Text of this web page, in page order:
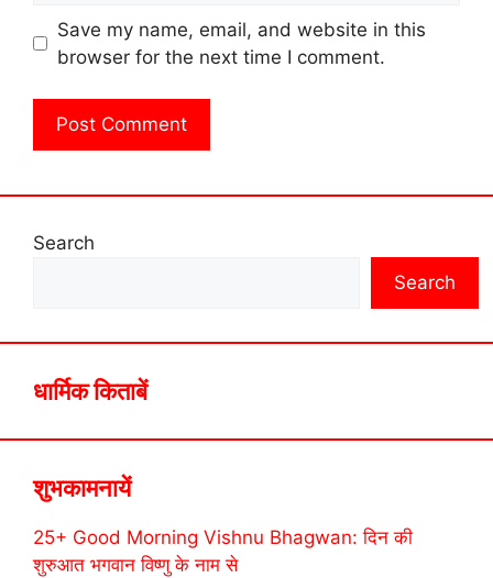
Save my name, email, and website in this
browser for the next time I comment.
Search
Search
धार्मिक किताबें
शुभकामनायें
25+ Good Morning Vishnu Bhagwan: दिन की
शुरुआत भगवान विष्णु के नाम से